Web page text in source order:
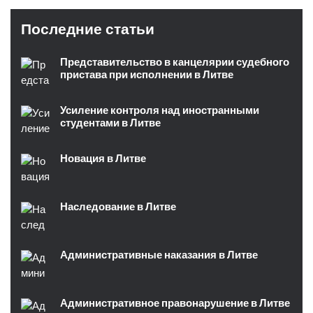
Последние статьи
Представительство в канцелярии судебного
пристава при исполнении в Литве
Усиление контроля над иностранными
студентами в Литве
Новация в Литве
Наследование в Литве
Административные наказания в Литве
Административное правонарушение в Литве